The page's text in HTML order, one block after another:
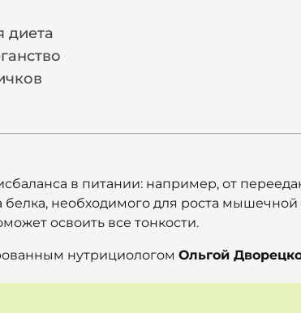
диета
в питании: например, от
белка, необходимого для роста
освоить все тонкости.
нутрициологом Ольгой